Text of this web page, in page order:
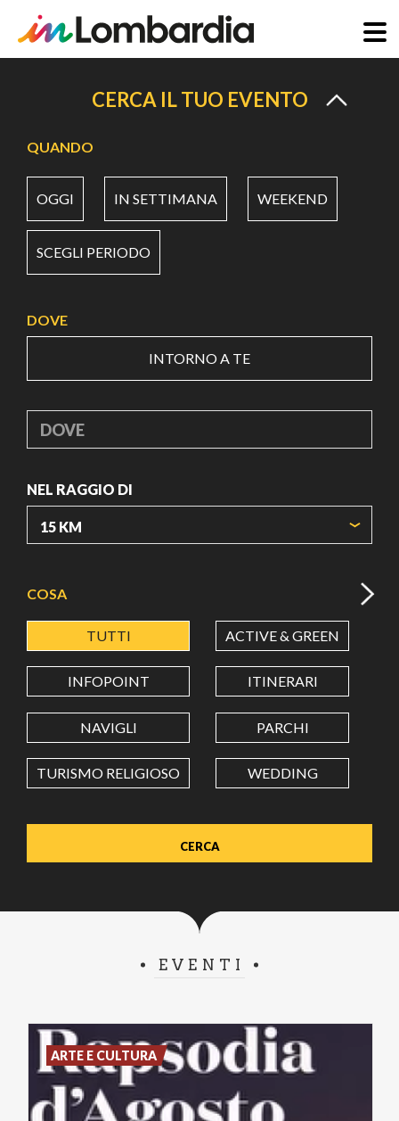
principale
CERCA IL TUO EVENTO
QUANDO
OGGI IN SETTIMANA WEEKEND
SCEGLI PERIODO
DOVE
INTORNO A TE
DOVE
NEL RAGGIO DI
LATITUDINE
LONGITUDINE
Value in decimal degrees. Use dot (.) as decimal separator.
COSA
TUTTI ACTIVE & GREEN
INFOPOINT ITINERARI
NAVIGLI PARCHI
TURISMO RELIGIOSO WEDDING
EVENTI
ARTE E CULTURA